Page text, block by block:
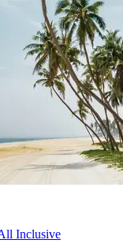
Inclusive